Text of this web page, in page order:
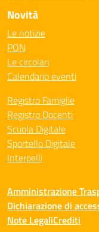
Novità
Le notizie
PON
Le circolari
Calendario eventi
Registro Famiglie
Registro Docenti
Scuola Digitale
Sportello Digitale
Interpelli
Amministrazione
Dichiarazione di
Note LegaliCrediti